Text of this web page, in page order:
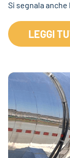
Si segnala
LEGGI